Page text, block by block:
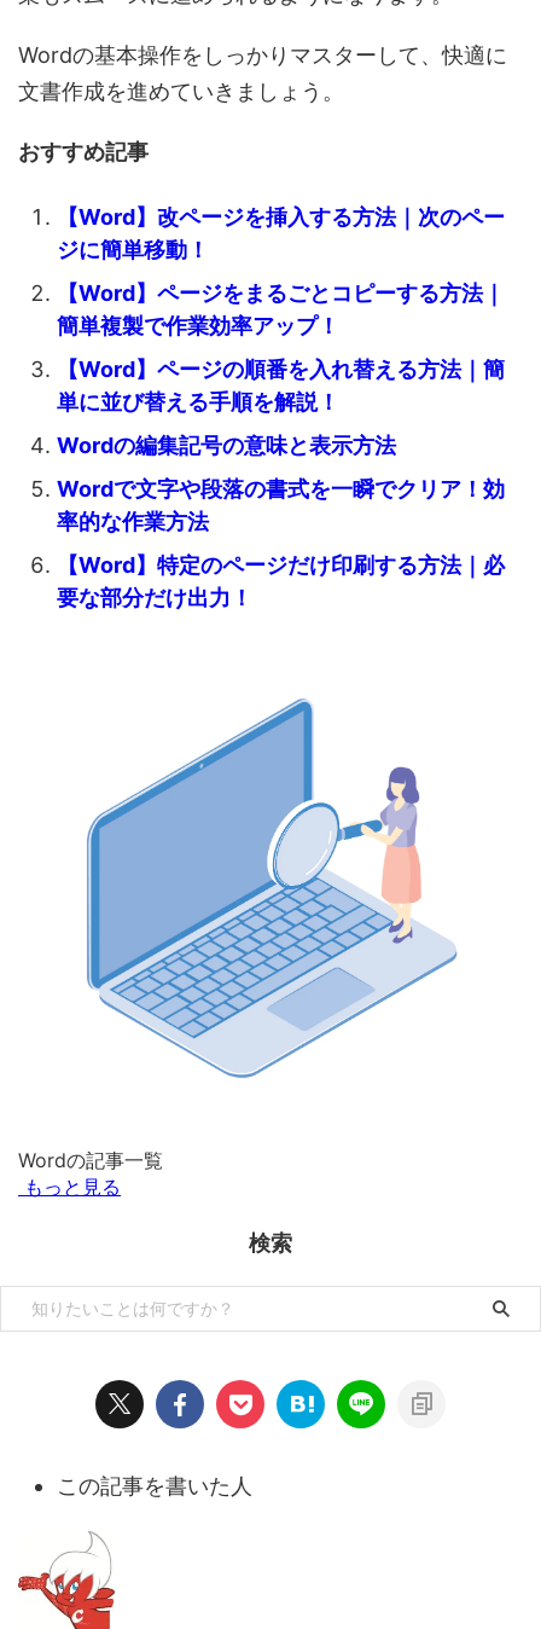
Wordの基本操作をしっかりマスターして、快適に
文書作成を進めていきましょう。
おすすめ記事
【Word】改ページを挿入する方法｜次のペー
ジに簡単移動！
【Word】ページをまるごとコピーする方法｜
簡単複製で作業効率アップ！
【Word】ページの順番を入れ替える方法｜簡
単に並び替える手順を解説！
Wordの編集記号の意味と表示方法
Wordで文字や段落の書式を一瞬でクリア！効
率的な作業方法
【Word】特定のページだけ印刷する方法｜必
要な部分だけ出力！
Wordの記事一覧
もっと見る
検索
この記事を書いた人